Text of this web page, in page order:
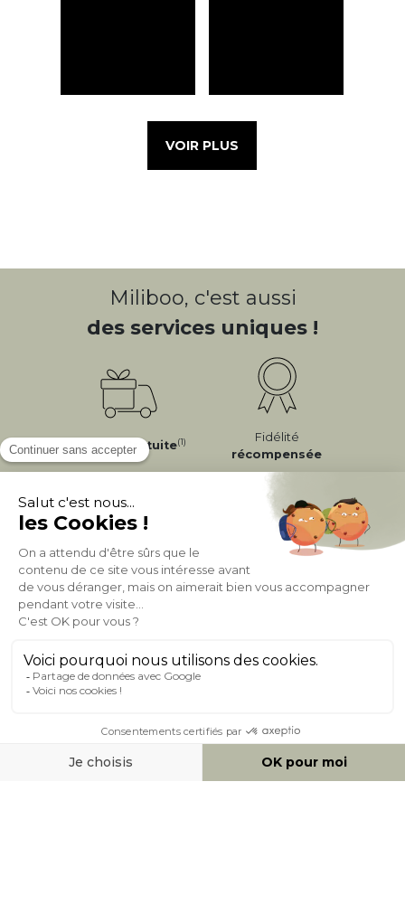
VOIR PLUS
Miliboo, c'est aussi
des services uniques !
LivraisonGratuite(1)
Fidélité
récompensée
Expéditionen
24/72h
Appel gratuit
0 20 88 04 14
À PROPOS DE MILIBOO